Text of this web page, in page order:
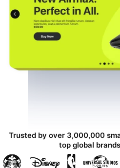
Trusted by over 3,000,000
top global